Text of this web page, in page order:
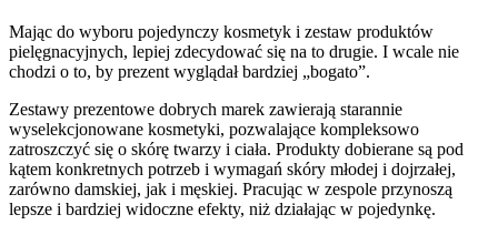
Mając do wyboru pojedynczy kosmetyk i zestaw produktów
pielęgnacyjnych, lepiej zdecydować się na to drugie. I wcale nie
chodzi o to, by prezent wyglądał bardziej „bogato”.
Zestawy prezentowe dobrych marek zawierają starannie
wyselekcjonowane kosmetyki, pozwalające kompleksowo
zatroszczyć się o skórę twarzy i ciała. Produkty dobierane są pod
kątem konkretnych potrzeb i wymagań skóry młodej i dojrzałej,
zarówno damskiej, jak i męskiej. Pracując w zespole przynoszą
lepsze i bardziej widoczne efekty, niż działając w pojedynkę.